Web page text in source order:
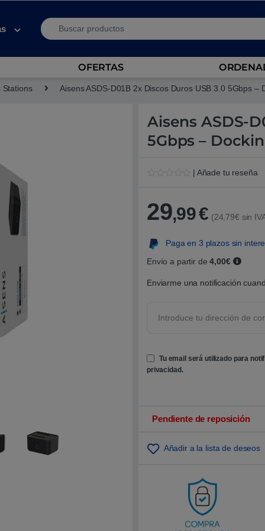
Search for:
OFERTAS
Stations Aisens ASDS-D01B 2x Discos Duros USB 3.0 5Gbps –
Aisens ASDS-
5Gbps –
o
r
o
.
s
a
d
o
a
c
| Añade tu reseña
29,99€ (24,79€ sin
Paga en 3 plazos sin
Envío a partir de4,00€
Enviarme una notificación
Tu email será utilizado para
privacidad.
Pendiente de reposición
Añadir a la lista de deseos